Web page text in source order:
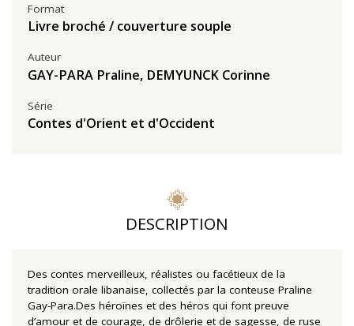
Auteur
GAY-PARA Praline, DEMYUNCK Corinne
Série
Contes d'Orient et d'Occident
Format
Livre broché / couverture souple
DESCRIPTION
Des contes merveilleux, réalistes ou facétieux de la
tradition orale libanaise, collectés par la conteuse Praline
Gay-Para.Des héroïnes et des héros qui font preuve
d’amour et de courage, de drôlerie et de sagesse, de ruse